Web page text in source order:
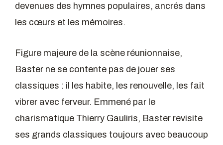
devenues des hymnes populaires, ancrés dans
les cœurs et les mémoires.
Figure majeure de la scène réunionnaise,
Baster ne se contente pas de jouer ses
classiques : il les habite, les renouvelle, les fait
vibrer avec ferveur. Emmené par le
charismatique Thierry Gauliris, Baster revisite
ses grands classiques toujours avec beaucoup